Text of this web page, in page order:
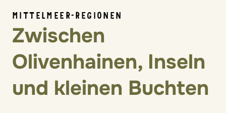
MITTELMEER-REGIONEN
Zwischen
Olivenhainen, Inseln
und kleinen Buchten